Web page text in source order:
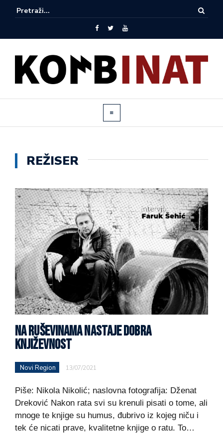
REŽISER
NA RUŠEVINAMA NASTAJE DOBRA
KNJIŽEVNOST
Novi Region 13/07/2021
Piše: Nikola Nikolić; naslovna fotografija: Dženat
Dreković Nakon rata svi su krenuli pisati o tome, ali
mnoge te knjige su humus, đubrivo iz kojeg niču i
tek će nicati prave, kvalitetne knjige o ratu. To…